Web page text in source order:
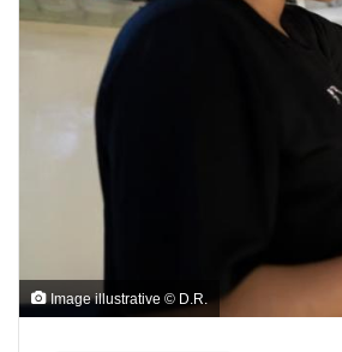
Image illustrative © D.R.